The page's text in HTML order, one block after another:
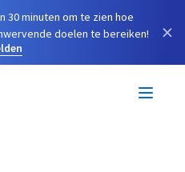
30 minuten om te zien hoe
doelen te bereiken!
×